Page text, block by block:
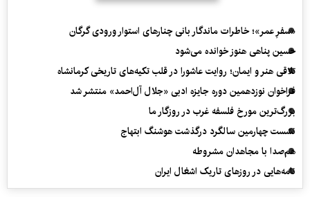
«سفرِ عمر»؛ خاطرات ماندگار بانی چنارهای استوار ورودی گرگان
حسین پناهی هنوز خوانده می‌شود
تلاقی هنر و ایمان؛ روایت عاشورا در قلب تکیه‌های تاریخی کرمانشاه
فراخوان نوزدهمین دوره جایزه ادبی «جلال آل‌احمد» منتشر شد
بزرگ‌ترین مورخ فلسفه غرب در روزگار ما
نشست چهارمین سالگرد درگذشت هوشنگ ابتهاج
هم‌صدا با مجاهدان مشروطه
نامه‌هایی در روزهای تاریک اشغال ایران